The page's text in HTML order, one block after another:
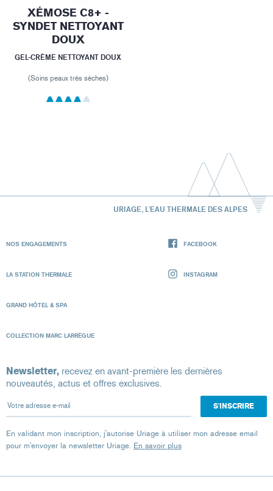
XÉMOSE C8+ -
SYNDET NETTOYANT
DOUX
GEL-CRÈME NETTOYANT DOUX
(Soins peaux très sèches)
URIAGE, L'EAU THERMALE DES ALPES
NOS ENGAGEMENTS
LA STATION THERMALE
GRAND HÔTEL & SPA
COLLECTION MARC LARRÈGUE
FACEBOOK
INSTAGRAM
Newsletter, recevez en avant-première les dernières
nouveautés, actus et offres exclusives.
Votre adresse e-mail
En validant mon inscription, j'autorise Uriage à utiliser mon adresse email
pour m'envoyer la newsletter Uriage. En savoir plus